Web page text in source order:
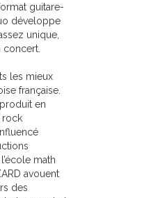
guitare-
développe
unique,
concert.
les mieux
française.
en
rock
math
avouent
des